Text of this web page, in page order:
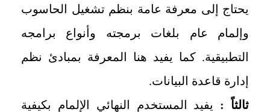
يحتاج إلى معرفة عامة بنظم تشغيل الحاسوب
وإلمام عام بلغات برمجته وأنواع برامجه
التطبيقية. كما يفيد هنا المعرفة بمبادئ نظم
إدارة قاعدة البيانات.
ثالثاً : يفيد المستخدم النهائي الإلمام بكيفية